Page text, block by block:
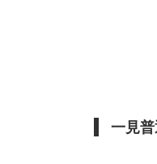
一見